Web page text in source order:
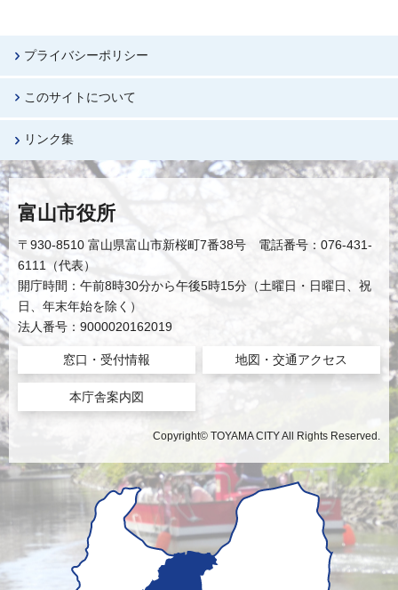
プライバシーポリシー
このサイトについて
リンク集
富山市役所
〒930-8510 富山県富山市新桜町7番38号 電話番号：076-431-
6111（代表）
開庁時間：午前8時30分から午後5時15分（土曜日・日曜日、祝
日、年末年始を除く）
法人番号：9000020162019
窓口・受付情報 地図・交通アクセス
本庁舎案内図
Copyright© TOYAMA CITY All Rights Reserved.